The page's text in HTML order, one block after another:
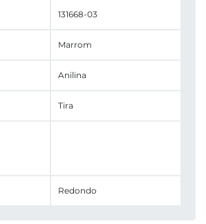
131668-03
Marrom
Anilina
Tira
Redondo